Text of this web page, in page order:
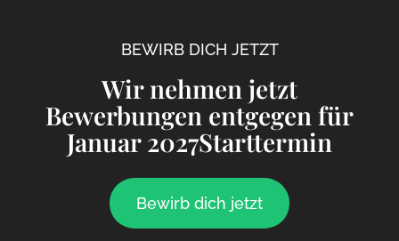
BEWIRB DICH JETZT
Wir nehmen jetzt
Bewerbungen entgegen für
Januar 2027Starttermin
Bewirb dich jetzt